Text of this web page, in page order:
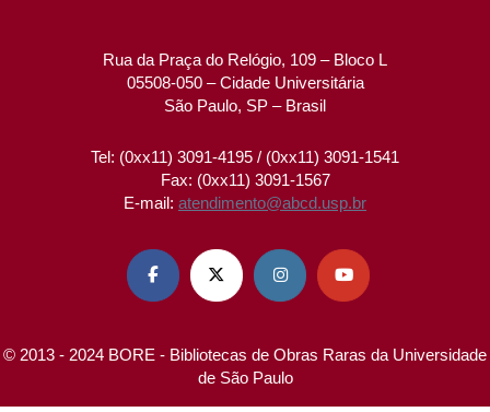
Rua da Praça do Relógio, 109 – Bloco L
05508-050 – Cidade Universitária
São Paulo, SP – Brasil
Tel: (0xx11) 3091-4195 / (0xx11) 3091-1541
Fax: (0xx11) 3091-1567
E-mail: atendimento@abcd.usp.br
   
© 2013 - 2024 BORE - Bibliotecas de Obras Raras da Universidade
de São Paulo